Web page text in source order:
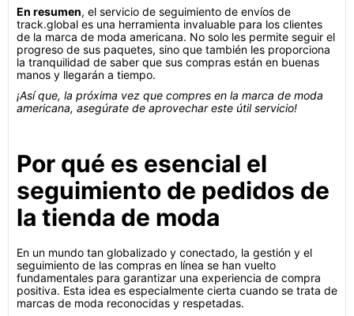
En resumen, el servicio de seguimiento de envíos de
track.global es una herramienta invaluable para los clientes
de la marca de moda americana. No solo les permite seguir el
progreso de sus paquetes, sino que también les proporciona
la tranquilidad de saber que sus compras están en buenas
manos y llegarán a tiempo.
¡Así que, la próxima vez que compres en la marca de moda
americana, asegúrate de aprovechar este útil servicio!
Por qué es esencial el
seguimiento de pedidos de
la tienda de moda
En un mundo tan globalizado y conectado, la gestión y el
seguimiento de las compras en línea se han vuelto
fundamentales para garantizar una experiencia de compra
positiva. Esta idea es especialmente cierta cuando se trata de
marcas de moda reconocidas y respetadas.